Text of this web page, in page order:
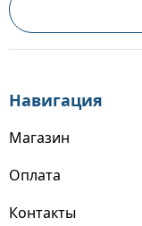
Навигация
Магазин
Оплата
Контакты